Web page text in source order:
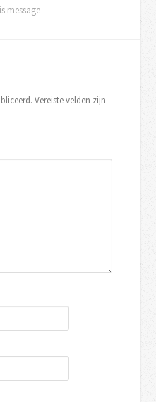
message
Vereiste velden zijn